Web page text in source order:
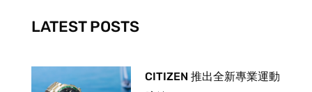
-
f
m
LATEST POSTS
CITIZEN 推出全新專業運動